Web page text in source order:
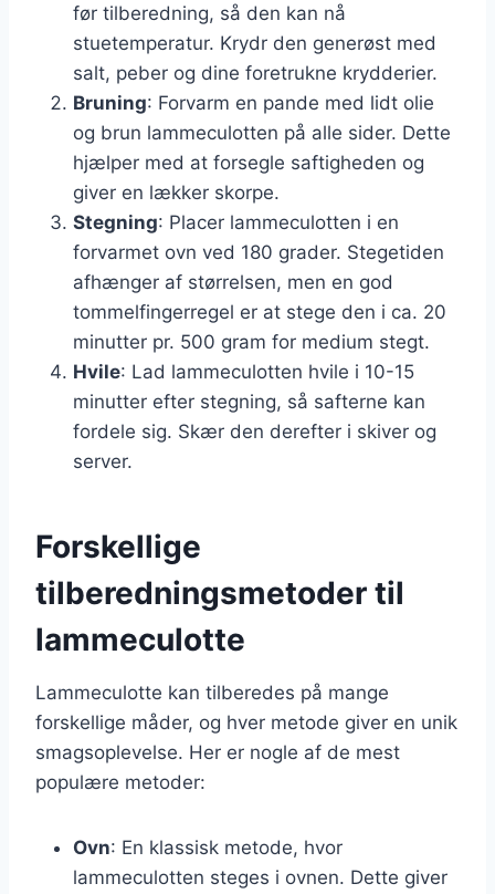
før tilberedning, så den kan nå
stuetemperatur. Krydr den generøst med
salt, peber og dine foretrukne krydderier.
Bruning: Forvarm en pande med lidt olie
og brun lammeculotten på alle sider. Dette
hjælper med at forsegle saftigheden og
giver en lækker skorpe.
Stegning: Placer lammeculotten i en
forvarmet ovn ved 180 grader. Stegetiden
afhænger af størrelsen, men en god
tommelfingerregel er at stege den i ca. 20
minutter pr. 500 gram for medium stegt.
Hvile: Lad lammeculotten hvile i 10-15
minutter efter stegning, så safterne kan
fordele sig. Skær den derefter i skiver og
server.
Forskellige
tilberedningsmetoder til
lammeculotte
Lammeculotte kan tilberedes på mange
forskellige måder, og hver metode giver en unik
smagsoplevelse. Her er nogle af de mest
populære metoder:
Ovn: En klassisk metode, hvor
lammeculotten steges i ovnen. Dette giver